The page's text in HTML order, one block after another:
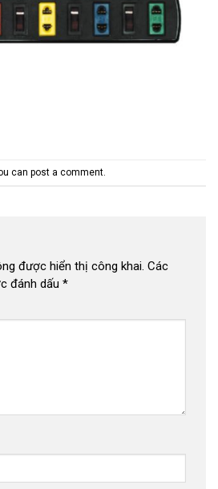
can post a comment.
được hiển thị công khai. Các
đánh dấu *